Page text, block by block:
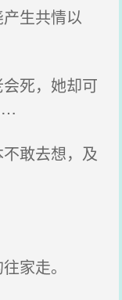
生共情以
死，她却可
敢去想，及
家走。